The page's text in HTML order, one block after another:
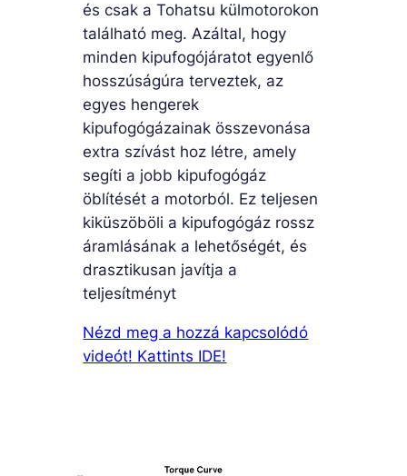
és csak a Tohatsu külmotorokon
található meg. Azáltal, hogy
minden kipufogójáratot egyenlő
hosszúságúra terveztek, az
egyes hengerek
kipufogógázainak összevonása
extra szívást hoz létre, amely
segíti a jobb kipufogógáz
öblítését a motorból. Ez teljesen
kiküszöböli a kipufogógáz rossz
áramlásának a lehetőségét, és
drasztikusan javítja a
teljesítményt
Nézd meg a hozzá kapcsolódó
videót! Kattints IDE!